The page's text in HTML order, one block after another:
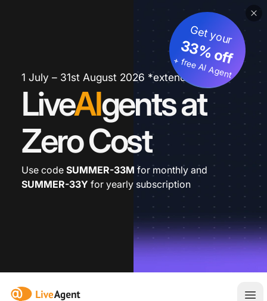
1 July – 31st August 2026 *extended
LiveAIgents at
Zero Cost
Get your
33% off
+ free AI Agent
Use code SUMMER-33M for monthly and
SUMMER-33Y for yearly subscription
:site.title